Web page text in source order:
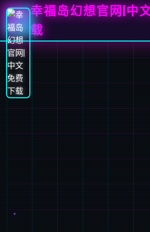
幸福岛幻想官网|中
载